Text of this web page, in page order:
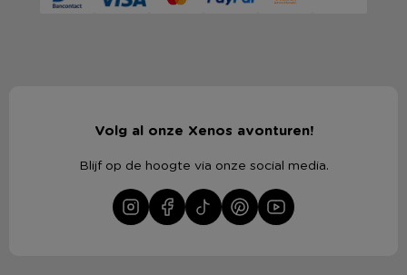
Volg al onze Xenos avonturen!
Blijf op de hoogte via onze social media.